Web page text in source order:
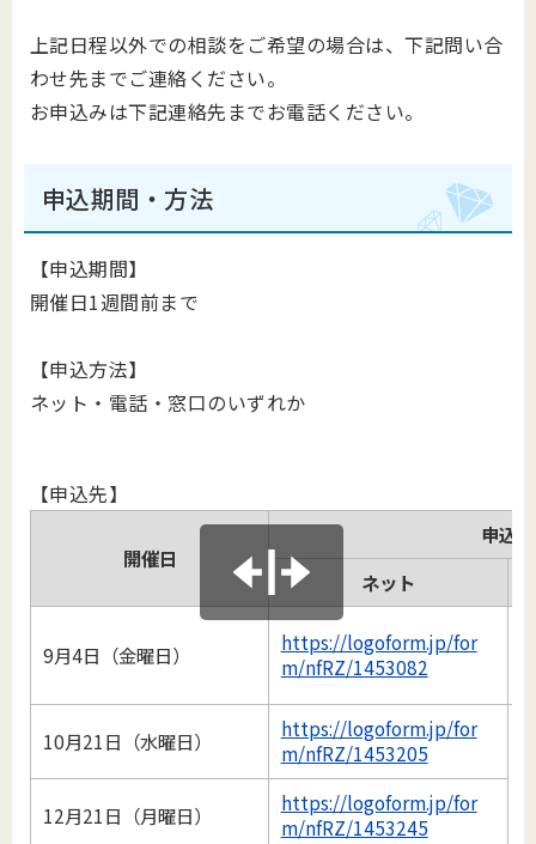
上記日程以外での相談をご希望の場合は、下記問い合
わせ先までご連絡ください。
お申込みは下記連絡先までお電話ください。
申込期間・方法
【申込期間】
開催日1週間前まで
【申込方法】
ネット・電話・窓口のいずれか
【申込先】
開催日
申込先
ネット
9月4日（金曜日）
https://logoform.jp/for
m/nfRZ/1453082
10月21日（水曜日）
https://logoform.jp/for
m/nfRZ/1453205
12月21日（月曜日）
https://logoform.jp/for
m/nfRZ/1453245